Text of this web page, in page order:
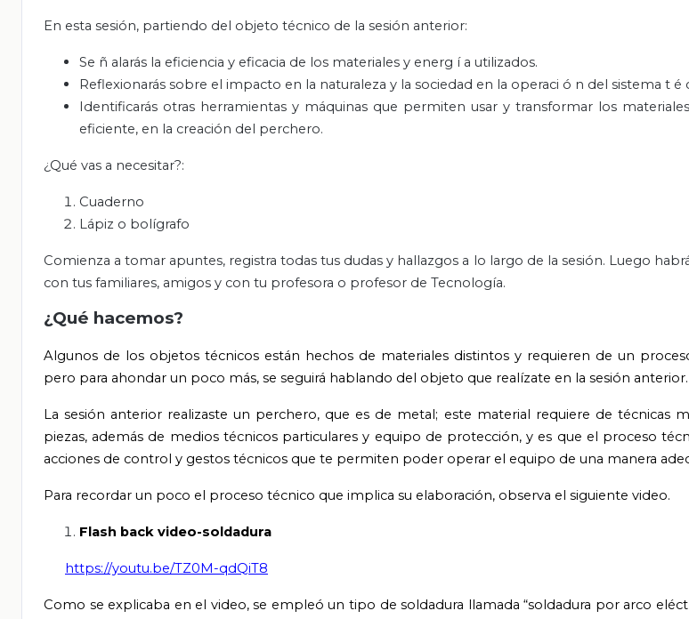
En esta sesión, partiendo del objeto técnico de la sesión anterior:
Se ñ alarás la eficiencia y eficacia de los materiales y energ í a utilizados.
Reflexionarás sobre el impacto en la naturaleza y la sociedad en la operaci ó n del sistema t é
Identificarás otras herramientas y máquinas que permiten usar y transformar los
eficiente, en la creación del perchero.
¿Qué vas a necesitar?:
Cuaderno
Lápiz o bolígrafo
Comienza a tomar apuntes, registra todas tus dudas y hallazgos a lo largo de la sesión. Luego
con tus familiares, amigos y con tu profesora o profesor de Tecnología.
¿Qué hacemos?
Algunos de los objetos técnicos están hechos de materiales distintos y requieren de un
pero para ahondar un poco más, se seguirá hablando del objeto que realízate en la sesión anterior.
La sesión anterior realizaste un perchero, que es de metal; este material requiere de técnicas
piezas, además de medios técnicos particulares y equipo de protección, y es que el proceso
acciones de control y gestos técnicos que te permiten poder operar el equipo de una manera
Para recordar un poco el proceso técnico que implica su elaboración, observa el siguiente video.
Flash back video-soldadura
https://youtu.be/TZ0M-qdQiT8
Como se explicaba en el video, se empleó un tipo de soldadura llamada “soldadura por arco